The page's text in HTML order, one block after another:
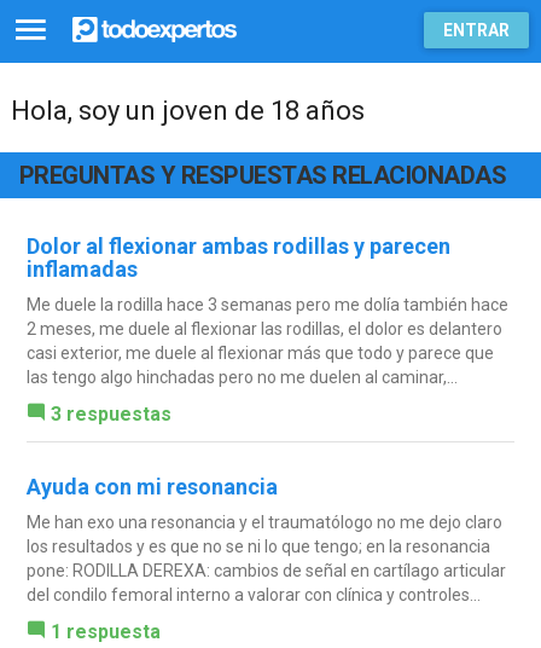
ENTRAR
Hola, soy un joven de 18 años
PREGUNTAS Y RESPUESTAS RELACIONADAS
Dolor al flexionar ambas rodillas y parecen
inflamadas
Me duele la rodilla hace 3 semanas pero me dolía también hace
2 meses, me duele al flexionar las rodillas, el dolor es delantero
casi exterior, me duele al flexionar más que todo y parece que
las tengo algo hinchadas pero no me duelen al caminar,...
3 respuestas
Ayuda con mi resonancia
Me han exo una resonancia y el traumatólogo no me dejo claro
los resultados y es que no se ni lo que tengo; en la resonancia
pone: RODILLA DEREXA: cambios de señal en cartílago articular
del condilo femoral interno a valorar con clínica y controles...
1 respuesta